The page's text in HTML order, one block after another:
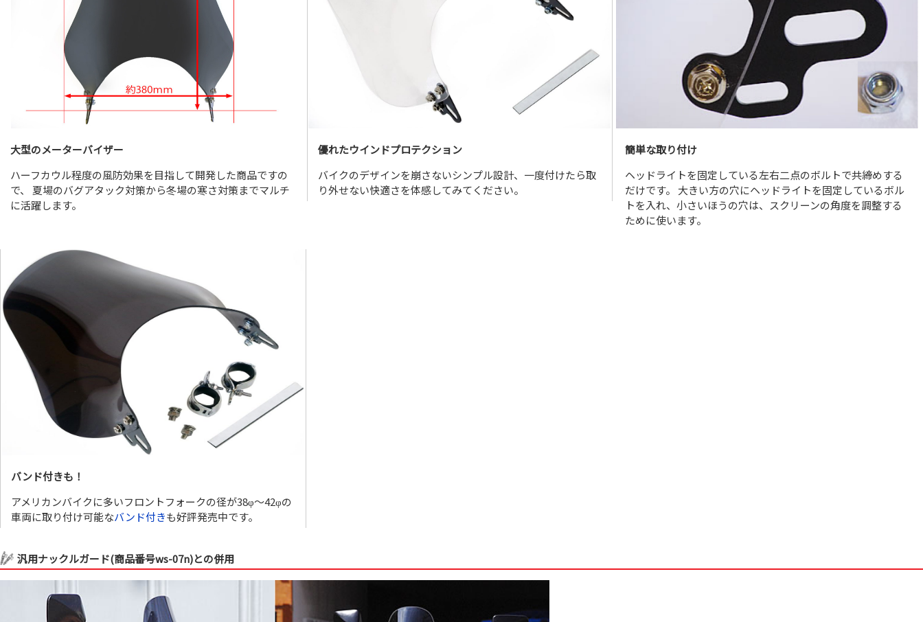
大型のメーターバイザー
ハーフカウル程度の風防効果を目指して開発した商品ですの
で、 夏場のバグアタック対策から冬場の寒さ対策までマルチ
に活躍します。
優れたウインドプロテクション
バイクのデザインを崩さないシンプル設計、一度付けたら取
り外せない快適さを体感してみてください。
簡単な取り付け
ヘッドライトを固定している左右二点のボルトで共締めする
だけです。 大きい方の穴にヘッドライトを固定しているボル
トを入れ、小さいほうの穴は、スクリーンの角度を調整する
ために使います。
バンド付きも！
アメリカンバイクに多いフロントフォークの径が38φ～42φの
車両に取り付け可能なバンド付きも好評発売中です。
汎用ナックルガード(商品番号ws-07n)との併用